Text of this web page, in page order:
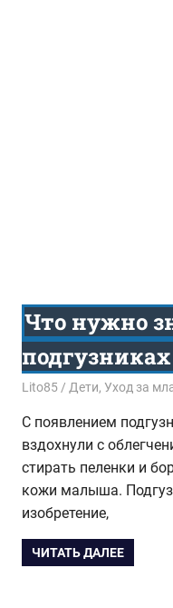
Что нужно
30.09.2016
Lito85 Дети, Уход за
С появлением
вздохнули с
стирать пеленки и
кожи малыша.
изобретение,
ЧИТАТЬ ДАЛЕЕ